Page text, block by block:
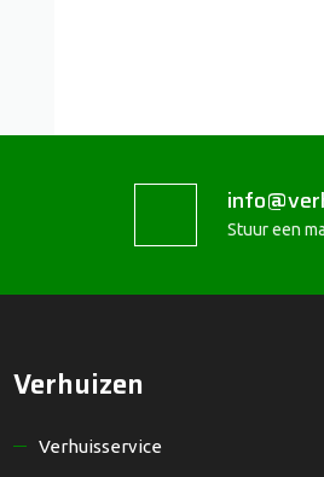
Stuur een
Verhuizen
Verhuisservice